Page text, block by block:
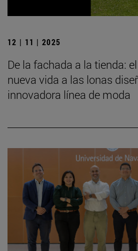
12 | 11 | 2025
De la fachada a la tienda:
nueva vida a las lonas
innovadora línea de moda